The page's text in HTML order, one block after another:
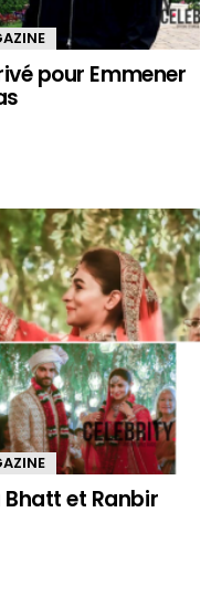
pour Emmener
et Ranbir